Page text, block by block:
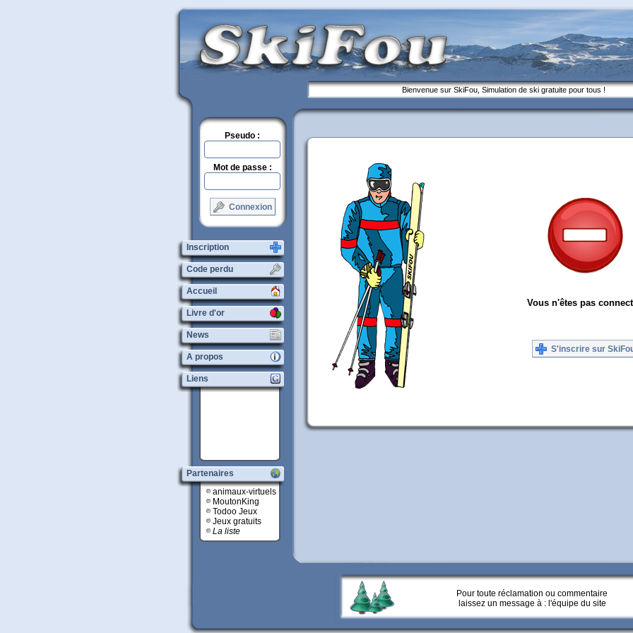
Bienvenue sur SkiFou, Simulation de ski gratuite pour tous !
Vous n'êtes pas
S'inscrire sur
Pseudo :
Mot de passe :
Connexion
Inscription
Code perdu
Accueil
Livre d'or
News
A propos
Liens
Partenaires
animaux-virtuels
MoutonKing
Todoo Jeux
Jeux gratuits
La liste
Pour toute réclamation ou commentaire
laissez un message à : l'équipe du site